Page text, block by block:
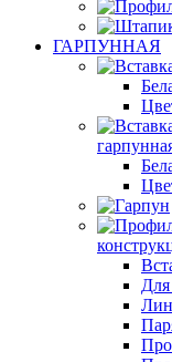
ГАРПУННАЯ
Для